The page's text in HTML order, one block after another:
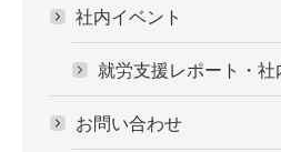
社内イベント
就労支援レポート・社
お問い合わせ